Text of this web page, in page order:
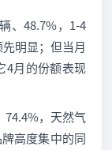
、48.7%，1-4
明显；但当月
4月的份额表现
74.4%，天然气
高度集中的同